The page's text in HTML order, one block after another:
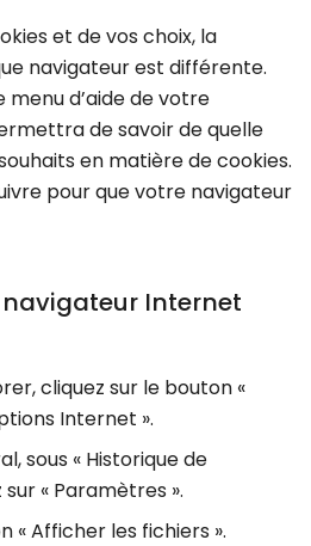
et de vos choix, la
navigateur est différente.
menu d’aide de votre
de savoir de quelle
en matière de cookies.
pour que votre navigateur
navigateur Internet
cliquez sur le bouton «
Internet ».
sous « Historique de
« Paramètres ».
« Afficher les fichiers ».